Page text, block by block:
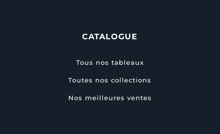
CATALOGUE
Tous nos tableaux
Toutes nos collections
Nos meilleures ventes